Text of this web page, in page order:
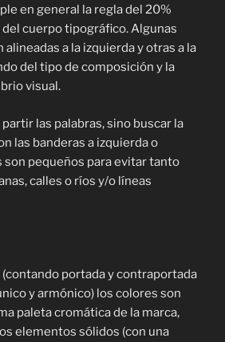
en general la regla del 20%
cuerpo tipográfico. Algunas
a la izquierda y otras a la
del tipo de composición y la
visual.
las palabras, sino buscar la
las banderas a izquierda o
son pequeños para evitar tanto
calles o ríos y/o líneas
portada y contraportada
y armónico) los colores son
paleta cromática de la marca,
elementos sólidos (con una